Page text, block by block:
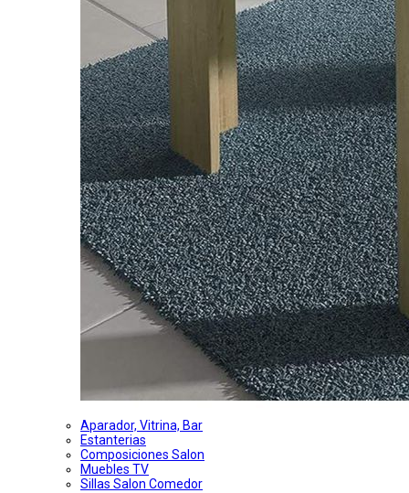
Aparador, Vitrina, Bar
Estanterias
Composiciones Salon
Muebles TV
Sillas Salon Comedor